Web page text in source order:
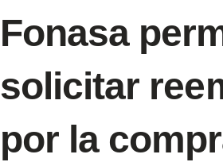
Fonasa
solicitar
por la